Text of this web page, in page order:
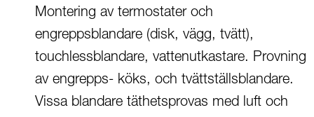
Montering av termostater och
engreppsblandare (disk, vägg, tvätt),
touchlessblandare, vattenutkastare. Provning
av engrepps- köks, och tvättställsblandare.
Vissa blandare täthetsprovas med luft och